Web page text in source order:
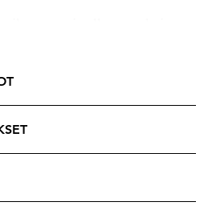
saa itselleen rauhaisan
tontilla.
YKV LKV
Partner